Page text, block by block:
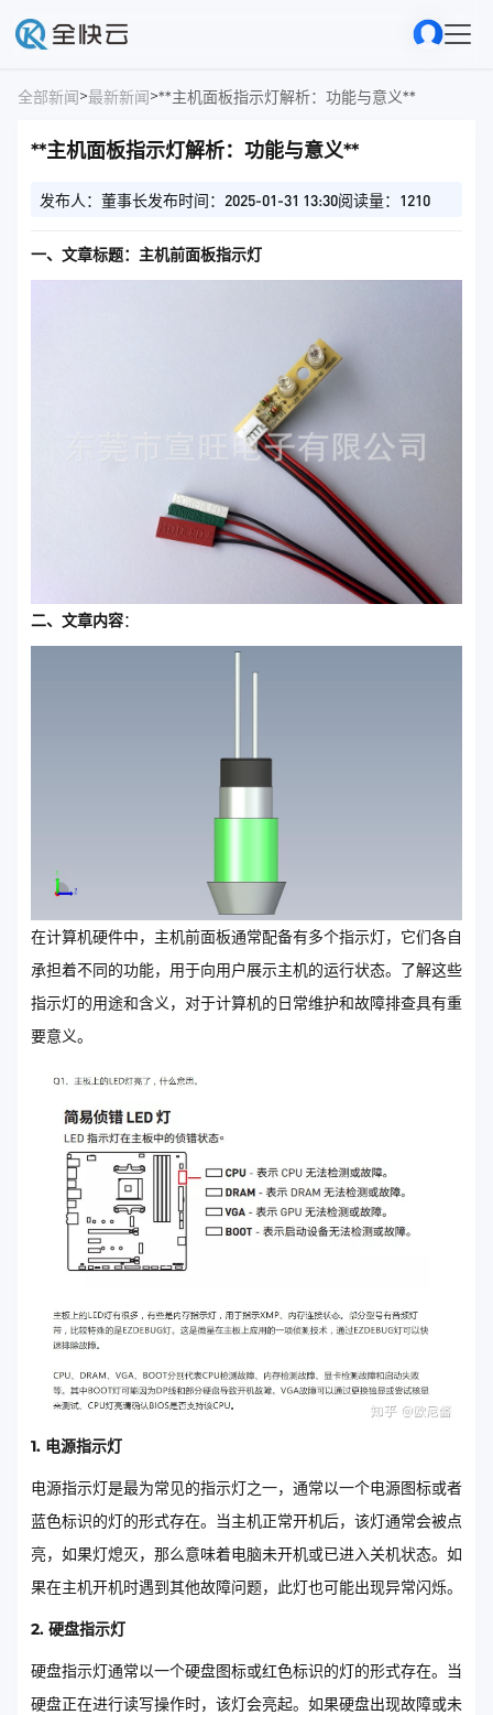
全部新闻>最新新闻>**主机面板指示灯解析：功能与意义**
**主机面板指示灯解析：功能与意义**
发布人：董事长发布时间：2025-01-31 13:30阅读量：1210
一、文章标题：主机前面板指示灯
二、文章内容：
在计算机硬件中，主机前面板通常配备有多个指示灯，它们各自
承担着不同的功能，用于向用户展示主机的运行状态。了解这些
指示灯的用途和含义，对于计算机的日常维护和故障排查具有重
要意义。
1. 电源指示灯
电源指示灯是最为常见的指示灯之一，通常以一个电源图标或者
蓝色标识的灯的形式存在。当主机正常开机后，该灯通常会被点
亮，如果灯熄灭，那么意味着电脑未开机或已进入关机状态。如
果在主机开机时遇到其他故障问题，此灯也可能出现异常闪烁。
2. 硬盘指示灯
硬盘指示灯通常以一个硬盘图标或红色标识的灯的形式存在。当
硬盘正在进行读写操作时，该灯会亮起。如果硬盘出现故障或未